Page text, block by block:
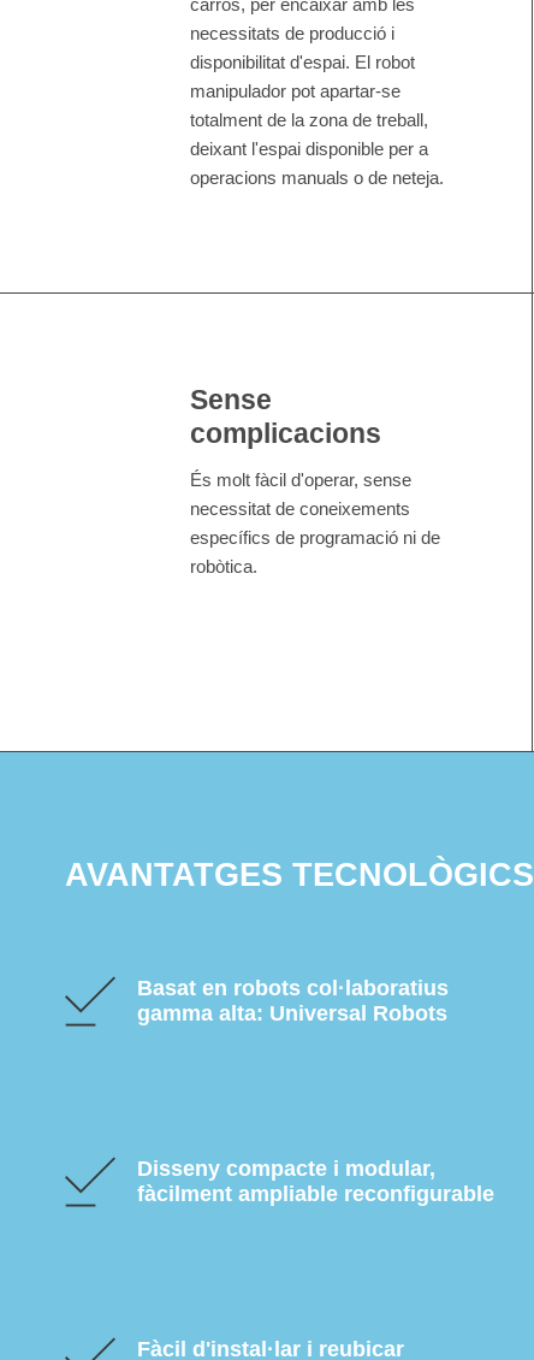
necessitats de producció i
disponibilitat d'espai. El robot
manipulador pot apartar-se
totalment de la zona de treball,
deixant l'espai disponible per a
operacions manuals o de neteja.
Sense
complicacions
És molt fàcil d'operar, sense
necessitat de coneixements
específics de programació ni de
robòtica.
AVANTATGES TECNOLÒGICS
Basat en robots col·laboratius
gamma alta: Universal Robots
Disseny compacte i modular,
fàcilment ampliable reconfigurable
Fàcil d'instal·lar i reubicar